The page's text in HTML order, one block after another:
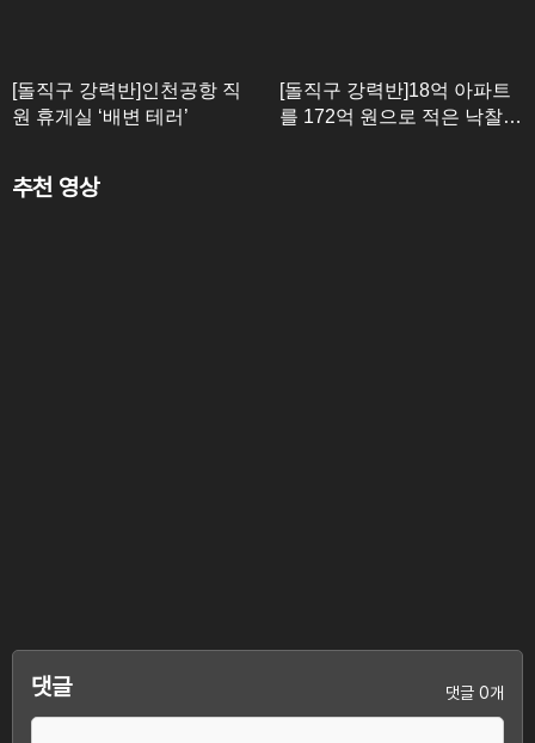
[돌직구 강력반]인천공항 직
원 휴게실 ‘배변 테러’
[돌직구 강력반]18억 아파트
를 172억 원으로 적은 낙찰
추천 영상
댓글 댓글 0개